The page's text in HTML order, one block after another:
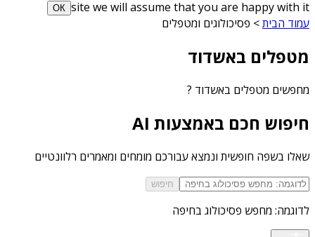
site we will assume that you are happy with it
ОК
עמוד הבית> פסיכולוגים ומטפלים
מטפלים באשדוד
מחפשים מטפלים באשדוד ?
חיפוש חכם באמצעות AI
שאלו בשפה חופשית ונמצא עבורכם מומחים ומאמרים רלוונטיים
חיפוש
לדוגמה: מחפש פסיכולוג בחיפה